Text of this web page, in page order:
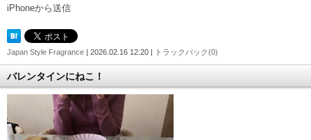
iPhoneから送信
Japan Style Fragrance | 2026.02.16 12:20 | トラックバック(0)
バレンタインにねこ！